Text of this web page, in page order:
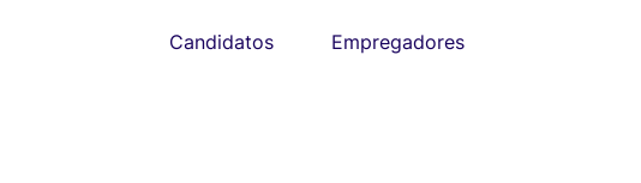
Candidatos Empregadores